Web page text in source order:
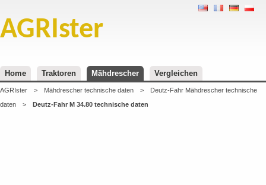
AGRIster
Home Traktoren Mähdrescher Vergleichen
AGRIster > Mähdrescher technische daten >
Deutz-Fahr Mähdrescher technische
daten
> Deutz-Fahr M 34.80 technische daten